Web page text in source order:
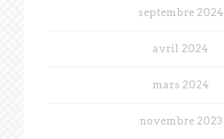
septembre 2024
avril 2024
mars 2024
novembre 2023